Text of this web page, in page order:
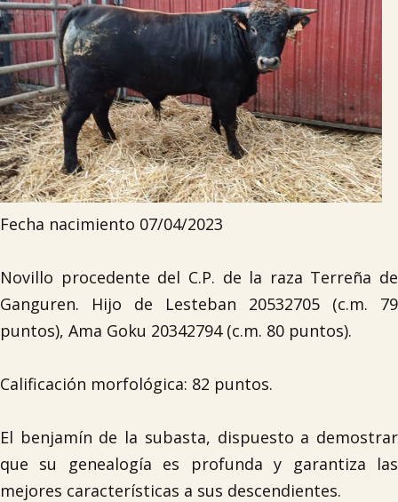
Fecha nacimiento 07/04/2023
Novillo procedente del C.P. de la raza Terreña de
Ganguren. Hijo de Lesteban 20532705 (c.m. 79
puntos), Ama Goku 20342794 (c.m. 80 puntos).
Calificación morfológica: 82 puntos.
El benjamín de la subasta, dispuesto a demostrar
que su genealogía es profunda y garantiza las
mejores características a sus descendientes.